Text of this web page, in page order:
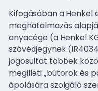
Kifogásában a Henkel
meghatalmazás
anyacége (a Henkel
szóvédjegynek
jogosultat többek
megilleti „bútorok és
ápolására szolgáló